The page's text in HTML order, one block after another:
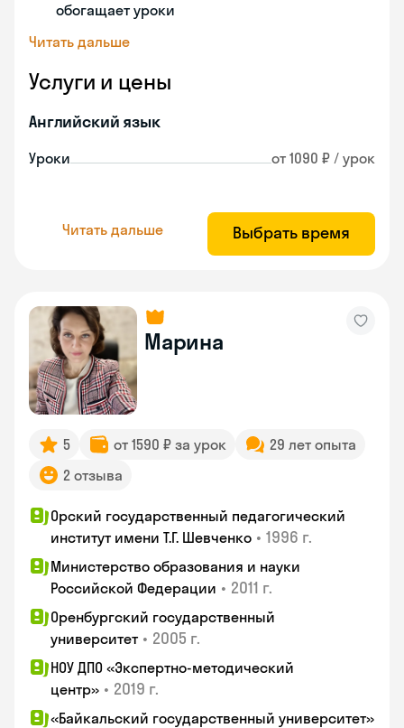
обогащает уроки
Читать дальше
Услуги и цены
Английский язык
Уроки от 1090 ₽ / урок
Читать дальше Выбрать время
Марина
5 от 1590 ₽ за урок
29 лет опыта
2 отзыва
Орский государственный педагогический
институт имени Т.Г. Шевченко • 1996 г.
Министерство образования и науки
Российской Федерации • 2011 г.
Оренбургский государственный
университет • 2005 г.
НОУ ДПО «Экспертно-методический
центр» • 2019 г.
«Байкальский государственный университет»